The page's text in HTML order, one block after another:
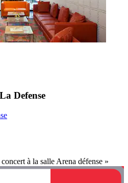
Defense
à la salle Arena défense »